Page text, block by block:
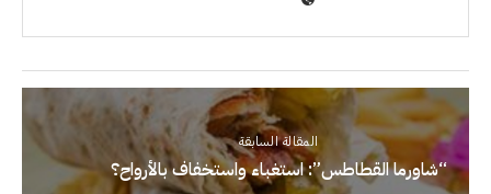
المقالة السابقة
“شاورما القطاطس”: استغباء واستخفاف بالأرواح؟